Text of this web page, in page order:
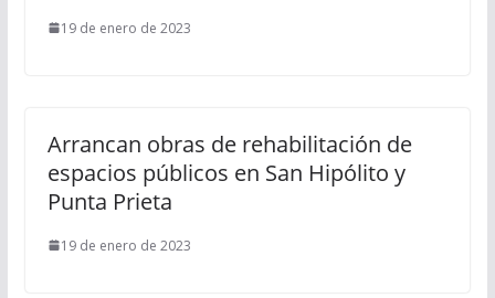
19 de enero de 2023
Arrancan obras de rehabilitación de
espacios públicos en San Hipólito y
Punta Prieta
19 de enero de 2023